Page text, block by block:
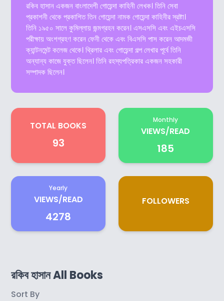
রকিব হাসান একজন বাংলাদেশী গোয়েন্দা কাহিনী লেখক। তিনি সেবা
প্রকাশনী থেকে প্রকাশিত তিন গোয়েন্দা নামক গোয়েন্দা কাহিনীর স্রষ্টা।
তিনি ১৯৫০ সালে কুমিল্লায় জন্মগ্রহন করেন। এসএসসি এবং এইচএসসি
পরীক্ষায় অংশগ্রহণ করেন ফেনী থেকে এবং বিএসসি পাস করেন আদমজী
ক্যান্টনমেন্ট কলেজ থেকে। থ্রিলার এবং গোয়েন্দা গল্প লেখার পূর্বে তিনি
অন্যান্য কাজে যুক্ত ছিলেন। তিনি রহস্যপত্রিকার একজন সহকারী
সম্পাদক ছিলেন।
TOTAL BOOKS
93
Monthly
VIEWS/READ
185
Yearly
VIEWS/READ
4278
FOLLOWERS
রকিব হাসান All Books
Sort By